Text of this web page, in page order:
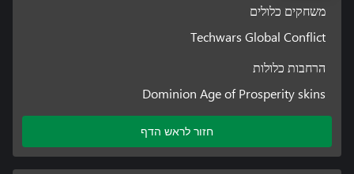
משחקים כלולים
Techwars Global Conflict
הרחבות כלולות
Dominion Age of Prosperity skins
חזור לראש הדף